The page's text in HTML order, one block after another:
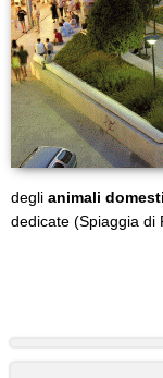
degli animali
dedicate (Spiaggia di